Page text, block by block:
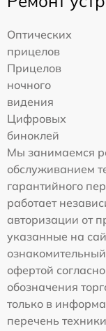
Оптических
прицелов
Прицелов
ночного
видения
Цифровых
биноклей
Мы занимаемся
обслуживанием
гарантийного
работает
авторизации от
указанные на
офертой
обозначения
только в
перечень